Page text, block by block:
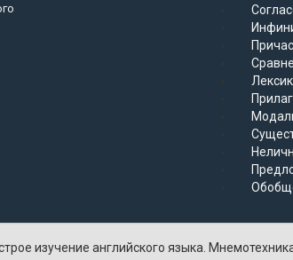
изучение английского языка.